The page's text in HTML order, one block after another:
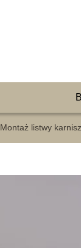
Montaż listwy